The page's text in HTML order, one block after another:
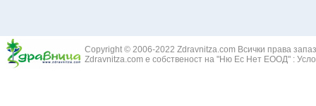
Copyright © 2006-2022 Zdravnitza.com Всички права
Zdravnitza.com е собственост на "Ню Ес Нет ЕООД" :